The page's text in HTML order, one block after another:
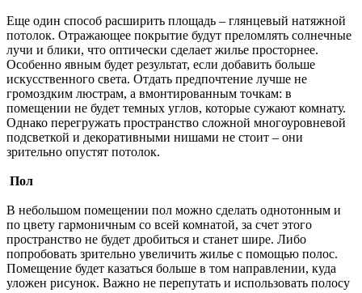
Еще один способ расширить площадь – глянцевый натяжной
потолок. Отражающее покрытие будут преломлять солнечные
лучи и блики, что оптически сделает жилье просторнее.
Особенно явным будет результат, если добавить больше
искусственного света. Отдать предпочтение лучше не
громоздким люстрам, а вмонтированным точкам: в
помещении не будет темных углов, которые сужают комнату.
Однако перегружать пространство сложной многоуровневой
подсветкой и декоративными нишами не стоит – они
зрительно опустят потолок.
Пол
В небольшом помещении пол можно сделать однотонным и
по цвету гармоничным со всей комнатой, за счет этого
пространство не будет дробиться и станет шире. Либо
попробовать зрительно увеличить жилье с помощью полос.
Помещение будет казаться больше в том направлении, куда
уложен рисунок. Важно не перепутать и использовать полосу